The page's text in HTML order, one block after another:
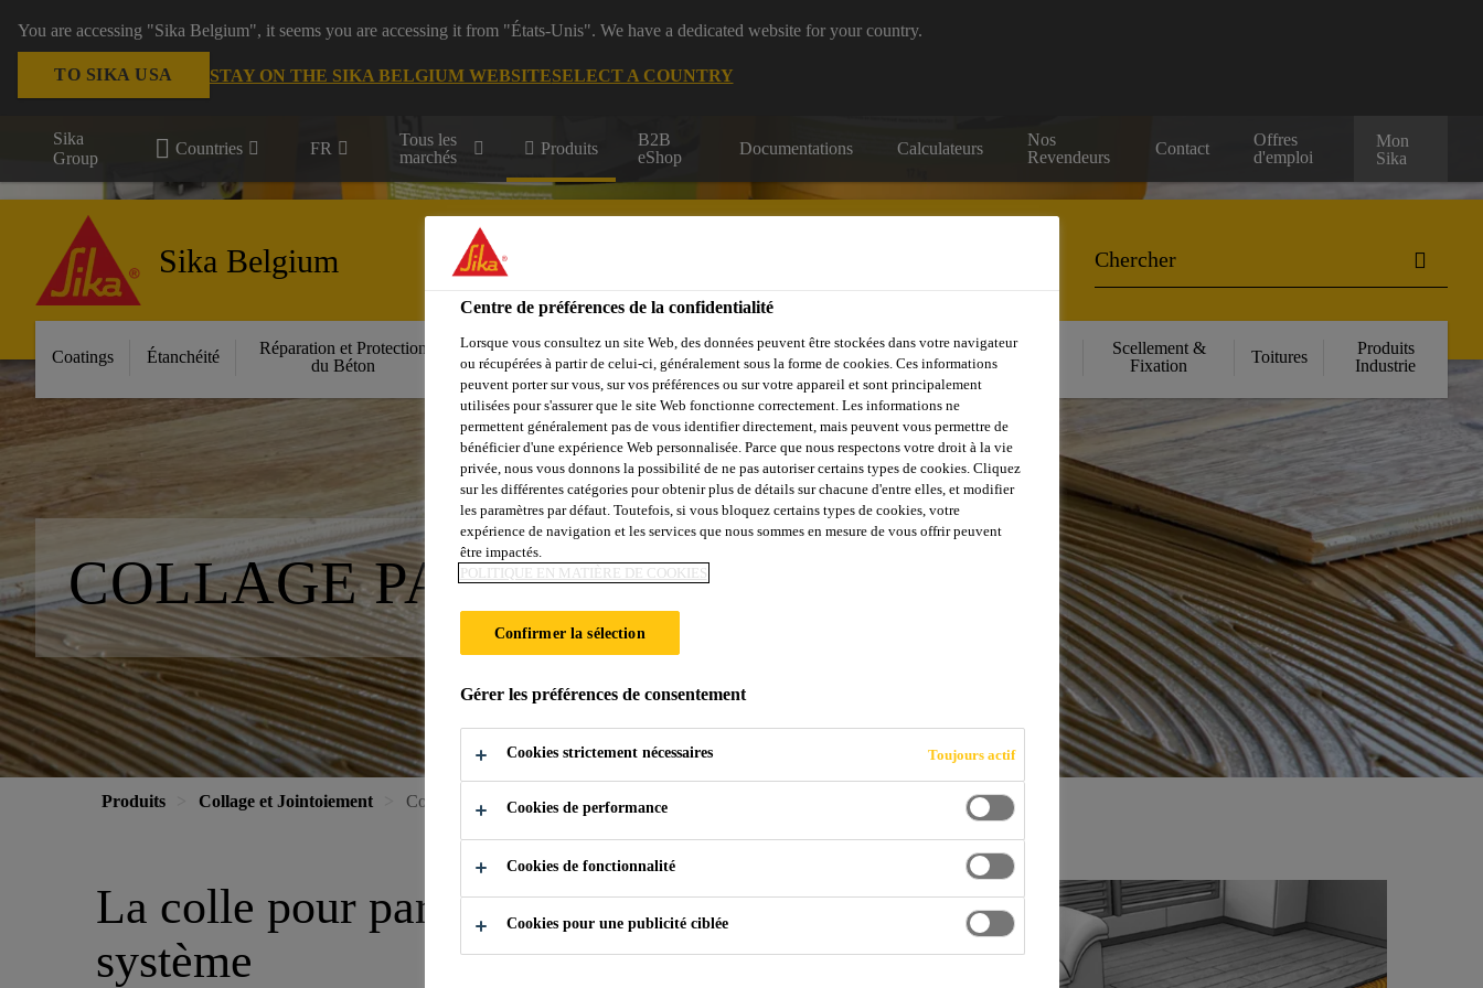
You are accessing "Sika Belgium", it seems you are accessing it from "États-Unis". We have a dedicated website for your country.
TO SIKA USA STAY ON THE SIKA BELGIUM WEBSITESELECT A COUNTRY
Sika
Group
Countries FR
Tous les
marchés
Produits
B2B
eShop
Documentations Calculateurs
Nos
Revendeurs
Contact
Offres
d'emploi
Mon
Sika
Sika Belgium
Coatings Étanchéité
Réparation et Protection
du Béton
Façades, Parois &
Balcons
Sols
Collage &
Jointoiement
Béton
Renforcement
Structurel
Scellement &
Fixation
Toitures
Produits
Industrie
COLLAGE PARQUET
Produits Collage et Jointoiement Collage Parquet
La colle pour parquet comme partie d'un
système
Centre de préférences de la confidentialité
Lorsque vous consultez un site Web, des données peuvent être stockées dans votre navigateur
ou récupérées à partir de celui-ci, généralement sous la forme de cookies. Ces informations
peuvent porter sur vous, sur vos préférences ou sur votre appareil et sont principalement
utilisées pour s'assurer que le site Web fonctionne correctement. Les informations ne
permettent généralement pas de vous identifier directement, mais peuvent vous permettre de
bénéficier d'une expérience Web personnalisée. Parce que nous respectons votre droit à la vie
privée, nous vous donnons la possibilité de ne pas autoriser certains types de cookies. Cliquez
sur les différentes catégories pour obtenir plus de détails sur chacune d'entre elles, et modifier
les paramètres par défaut. Toutefois, si vous bloquez certains types de cookies, votre
expérience de navigation et les services que nous sommes en mesure de vous offrir peuvent
être impactés.
POLITIQUE EN MATIÈRE DE COOKIES
Confirmer la sélection
Gérer les préférences de consentement
Cookies strictement nécessaires Toujours actif
Cookies de performance
Cookies de fonctionnalité
Cookies pour une publicité ciblée